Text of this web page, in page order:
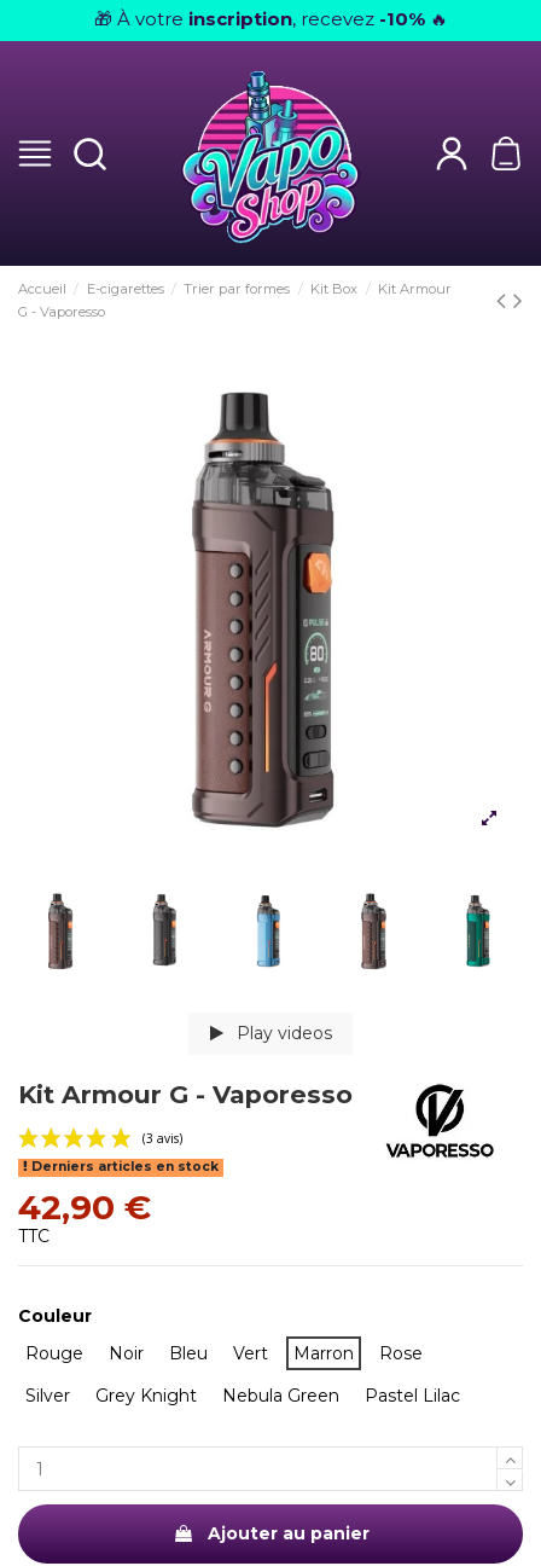
🎁 À votre inscription, recevez -10% 🔥
Accueil E-cigarettes Trier par formes Kit Box
Kit Armour
G - Vaporesso
Play videos
Kit Armour G - Vaporesso
Derniers articles en stock
42,90 €
TTC
Couleur
Rouge
Noir Bleu Vert Marron
Rose
Silver
Grey Knight Nebula Green Pastel Lilac
Ajouter au panier